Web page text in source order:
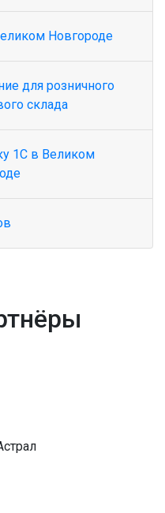
Новгороде
для розничного
склада
1С в Великом